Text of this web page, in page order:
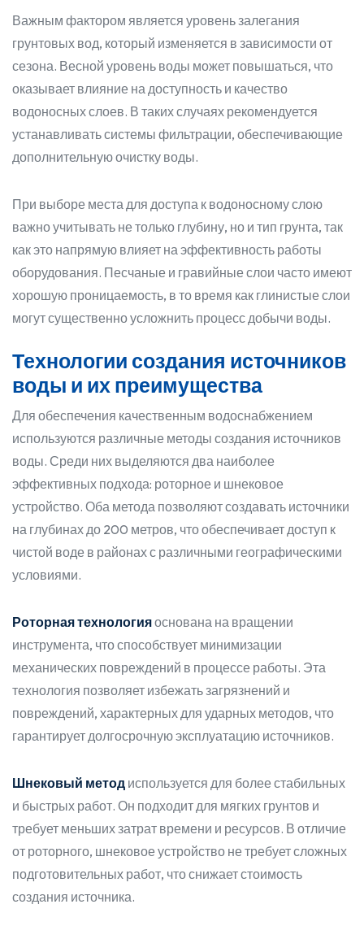
Важным фактором является уровень залегания
грунтовых вод, который изменяется в зависимости от
сезона. Весной уровень воды может повышаться, что
оказывает влияние на доступность и качество
водоносных слоев. В таких случаях рекомендуется
устанавливать системы фильтрации, обеспечивающие
дополнительную очистку воды.
При выборе места для доступа к водоносному слою
важно учитывать не только глубину, но и тип грунта, так
как это напрямую влияет на эффективность работы
оборудования. Песчаные и гравийные слои часто имеют
хорошую проницаемость, в то время как глинистые слои
могут существенно усложнить процесс добычи воды.
Технологии создания источников
воды и их преимущества
Для обеспечения качественным водоснабжением
используются различные методы создания источников
воды. Среди них выделяются два наиболее
эффективных подхода: роторное и шнековое
устройство. Оба метода позволяют создавать источники
на глубинах до 200 метров, что обеспечивает доступ к
чистой воде в районах с различными географическими
условиями.
Роторная технологияоснована на вращении
инструмента, что способствует минимизации
механических повреждений в процессе работы. Эта
технология позволяет избежать загрязнений и
повреждений, характерных для ударных методов, что
гарантирует долгосрочную эксплуатацию источников.
Шнековый метод используется для более стабильных
и быстрых работ. Он подходит для мягких грунтов и
требует меньших затрат времени и ресурсов. В отличие
от роторного, шнековое устройство не требует сложных
подготовительных работ, что снижает стоимость
создания источника.